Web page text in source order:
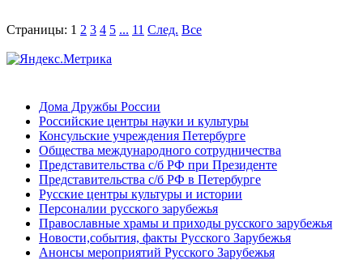
Страницы: 1 2 3 4 5 ... 11 След. Все
Дома Дружбы России
Российские центры науки и культуры
Консульские учреждения Петербурге
Общества международного сотрудничества
Представительства с/б РФ при Президенте
Представительства с/б РФ в Петербурге
Русские центры культуры и истории
Персоналии русского зарубежья
Православные храмы и приходы русского зарубежья
Новости,события, факты Русского Зарубежья
Анонсы мероприятий Русского Зарубежья